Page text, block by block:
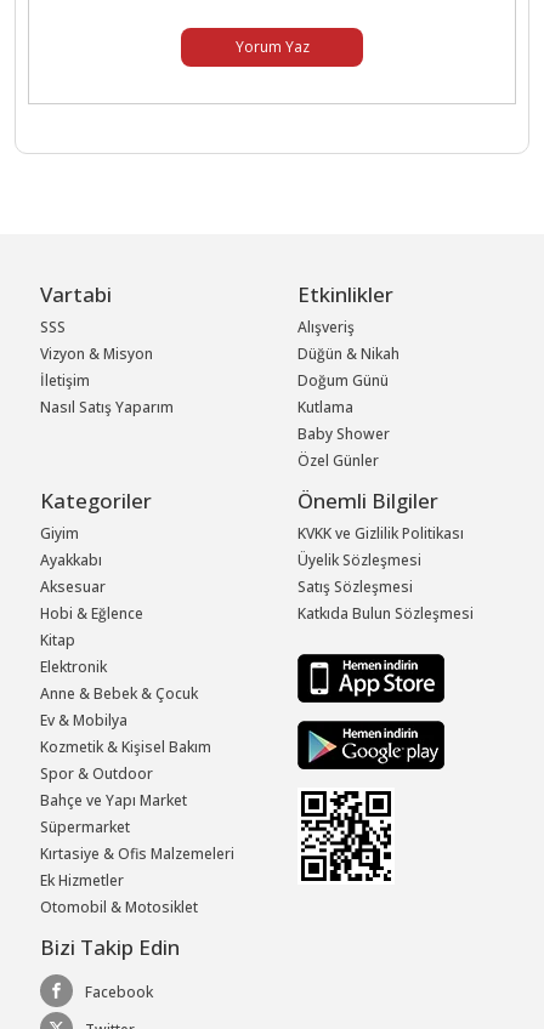
Yorum Yaz
Vartabi
SSS
Vizyon & Misyon
İletişim
Nasıl Satış Yaparım
Etkinlikler
Alışveriş
Düğün & Nikah
Doğum Günü
Kutlama
Baby Shower
Özel Günler
Kategoriler
Giyim
Ayakkabı
Aksesuar
Hobi & Eğlence
Kitap
Elektronik
Anne & Bebek & Çocuk
Ev & Mobilya
Kozmetik & Kişisel Bakım
Spor & Outdoor
Bahçe ve Yapı Market
Süpermarket
Kırtasiye & Ofis Malzemeleri
Ek Hizmetler
Otomobil & Motosiklet
Önemli Bilgiler
KVKK ve Gizlilik Politikası
Üyelik Sözleşmesi
Satış Sözleşmesi
Katkıda Bulun Sözleşmesi
Bizi Takip Edin
Facebook